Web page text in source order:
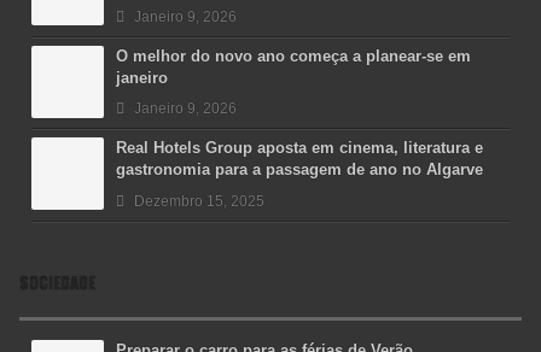
Janeiro 9, 2026
O melhor do novo ano começa a planear-se em
janeiro
Janeiro 9, 2026
Real Hotels Group aposta em cinema, literatura e
gastronomia para a passagem de ano no Algarve
Dezembro 15, 2025
SOCIEDADE